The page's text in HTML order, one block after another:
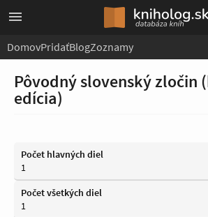
DomovPridaťBlogZoznamy
Pôvodný slovenský zločin
edícia)
Počet hlavných diel
1
Počet všetkých diel
1